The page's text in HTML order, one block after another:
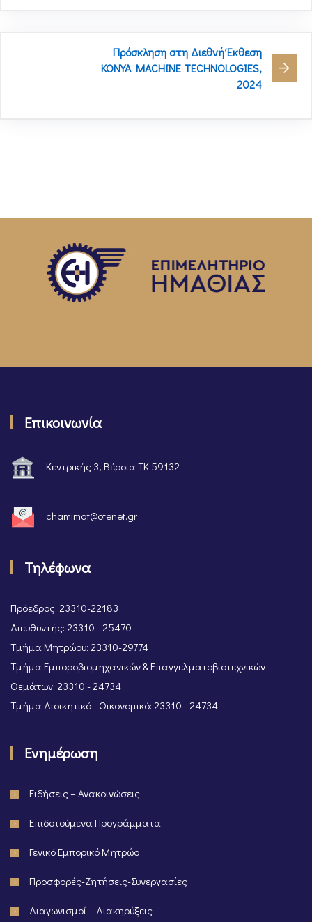
Πρόσκληση στη Διεθνή Έκθεση
KONYA MACHINE TECHNOLOGIES,
2024
Επικοινωνία
Κεντρικής 3, Βέροια ΤΚ 59132
chamimat@otenet.gr
Τηλέφωνα
Πρόεδρος: 23310-22183
Διευθυντής: 23310 - 25470
Τμήμα Μητρώου: 23310-29774
Τμήμα Εμποροβιομηχανικών & Επαγγελματοβιοτεχνικών
Θεμάτων: 23310 - 24734
Τμήμα Διοικητικό - Οικονομικό: 23310 - 24734
Ενημέρωση
Ειδήσεις – Ανακοινώσεις
Επιδοτούμενα Προγράμματα
Γενικό Εμπορικό Μητρώο
Προσφορές-Ζητήσεις-Συνεργασίες
Διαγωνισμοί – Διακηρύξεις